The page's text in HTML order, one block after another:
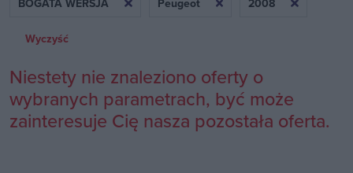
BOGATA WERSJA Peugeot 2008
Wyczyść
Niestety nie znaleziono oferty o
wybranych parametrach, być może
zainteresuje Cię nasza pozostała oferta.